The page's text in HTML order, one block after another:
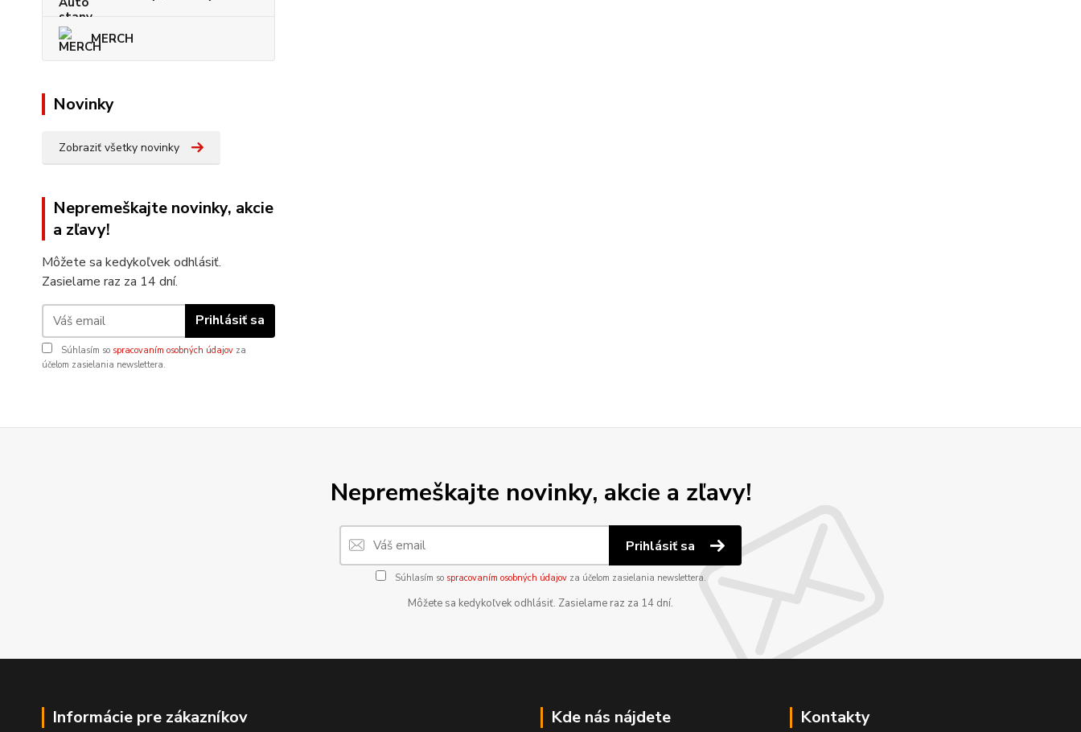
MERCH
Novinky
Zobraziť všetky novinky
Nepremeškajte novinky, akcie
a zľavy!
Môžete sa kedykoľvek odhlásiť.
Zasielame raz za 14 dní.
Prihlásiť sa
Súhlasím so spracovaním osobných údajov za
účelom zasielania newslettera.
Nepremeškajte novinky, akcie a zľavy!
Prihlásiť sa
Súhlasím so spracovaním osobných údajovza účelom zasielania newslettera.
Môžete sa kedykoľvek odhlásiť. Zasielame raz za 14 dní.
Informácie pre zákazníkov Kde nás nájdete Kontakty